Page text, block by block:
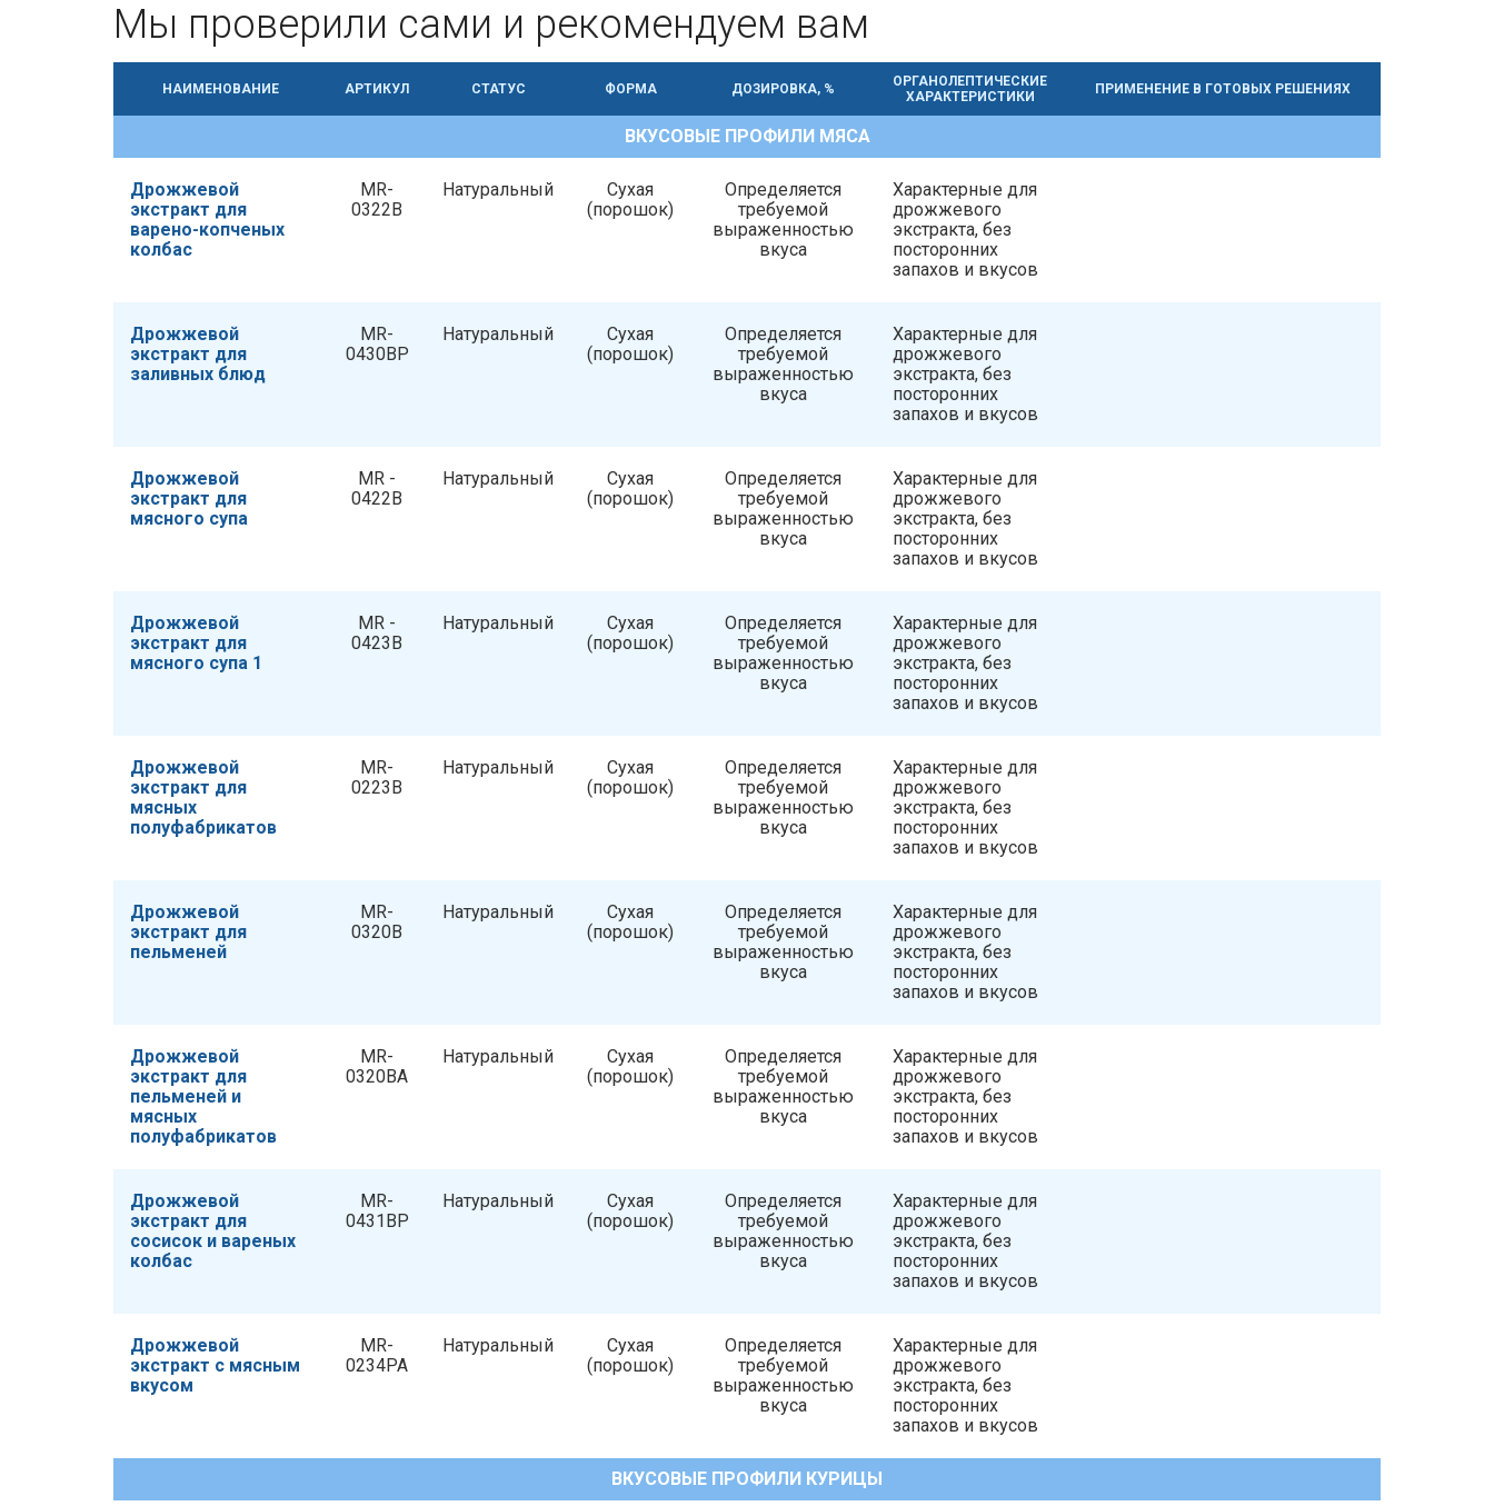
Мы проверили сами и рекомендуем вам
НАИМЕНОВАНИЕ АРТИКУЛ СТАТУС ФОРМА ДОЗИРОВКА, %
ОРГАНОЛЕПТИЧЕСКИЕ
ХАРАКТЕРИСТИКИ
ПРИМЕНЕНИЕ В ГОТОВЫХ РЕШЕНИЯХ
ВКУСОВЫЕ ПРОФИЛИ МЯСА
Дрожжевой
экстракт для
варено-копченых
колбас
MR-
0322B
Натуральный
Сухая
(порошок)
Определяется
требуемой
выраженностью
вкуса
Характерные для
дрожжевого
экстракта, без
посторонних
запахов и вкусов
Дрожжевой
экстракт для
заливных блюд
MR-
0430BP
Натуральный
Сухая
(порошок)
Определяется
требуемой
выраженностью
вкуса
Характерные для
дрожжевого
экстракта, без
посторонних
запахов и вкусов
Дрожжевой
экстракт для
мясного супа
MR -
0422B
Натуральный
Сухая
(порошок)
Определяется
требуемой
выраженностью
вкуса
Характерные для
дрожжевого
экстракта, без
посторонних
запахов и вкусов
Дрожжевой
экстракт для
мясного супа 1
MR -
0423B
Натуральный
Сухая
(порошок)
Определяется
требуемой
выраженностью
вкуса
Характерные для
дрожжевого
экстракта, без
посторонних
запахов и вкусов
Дрожжевой
экстракт для
мясных
полуфабрикатов
MR-
0223B
Натуральный
Сухая
(порошок)
Определяется
требуемой
выраженностью
вкуса
Характерные для
дрожжевого
экстракта, без
посторонних
запахов и вкусов
Дрожжевой
экстракт для
пельменей
MR-
0320B
Натуральный
Сухая
(порошок)
Определяется
требуемой
выраженностью
вкуса
Характерные для
дрожжевого
экстракта, без
посторонних
запахов и вкусов
Дрожжевой
экстракт для
пельменей и
мясных
полуфабрикатов
MR-
0320BА
Натуральный
Сухая
(порошок)
Определяется
требуемой
выраженностью
вкуса
Характерные для
дрожжевого
экстракта, без
посторонних
запахов и вкусов
Дрожжевой
экстракт для
сосисок и вареных
колбас
MR-
0431BP
Натуральный
Сухая
(порошок)
Определяется
требуемой
выраженностью
вкуса
Характерные для
дрожжевого
экстракта, без
посторонних
запахов и вкусов
Дрожжевой
экстракт с мясным
вкусом
MR-
0234PA
Натуральный
Сухая
(порошок)
Определяется
требуемой
выраженностью
вкуса
Характерные для
дрожжевого
экстракта, без
посторонних
запахов и вкусов
ВКУСОВЫЕ ПРОФИЛИ КУРИЦЫ